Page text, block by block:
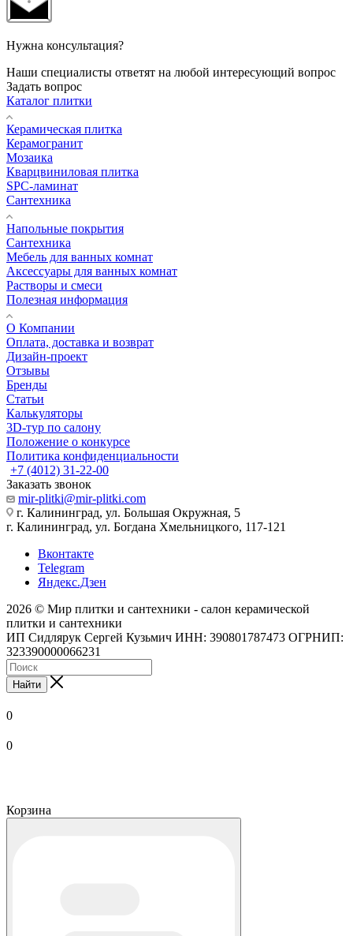
Нужна консультация?
Наши специалисты ответят на любой интересующий вопрос
Задать вопрос
Каталог плитки
Керамическая плитка
Керамогранит
Мозаика
Кварцвиниловая плитка
SPC-ламинат
Сантехника
Напольные покрытия
Сантехника
Мебель для ванных комнат
Аксессуары для ванных комнат
Растворы и смеси
Полезная информация
О Компании
Оплата, доставка и возврат
Дизайн-проект
Отзывы
Бренды
Статьи
Калькуляторы
3D-тур по салону
Положение о конкурсе
Политика конфиденциальности
+7 (4012) 31-22-00
Заказать звонок
mir-plitki@mir-plitki.com
г. Калининград, ул. Большая Окружная, 5
г. Калининград, ул. Богдана Хмельницкого, 117-121
Вконтакте
Telegram
Яндекс.Дзен
2026 © Мир плитки и сантехники - салон керамической
плитки и сантехники
ИП Сидлярук Сергей Кузьмич ИНН: 390801787473 ОГРНИП:
323390000066231
Найти
0
0
Корзина